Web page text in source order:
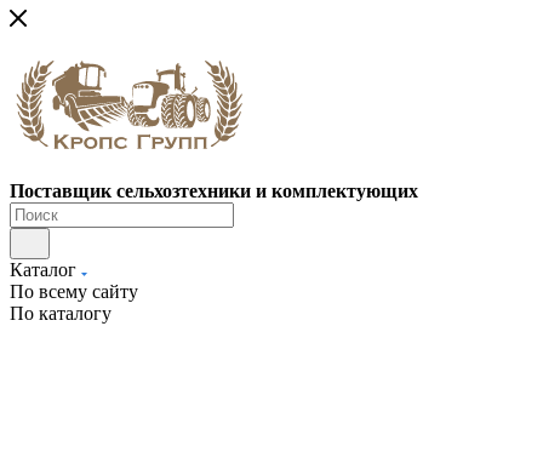
Поставщик сельхозтехники и комплектующих
Каталог
По всему сайту
По каталогу